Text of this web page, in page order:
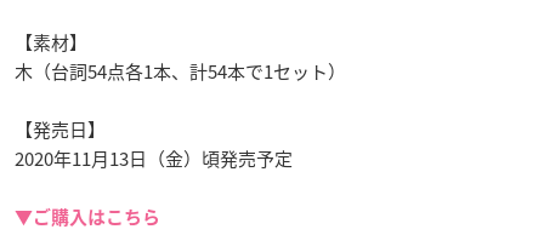
【素材】
木（台詞54点各1本、計54本で1セット）
【発売日】
2020年11月13日（金）頃発売予定
▼ご購入はこちら